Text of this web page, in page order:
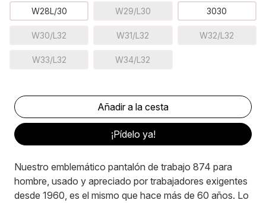
W28L/30 W29/L30 3030
W30/L32 W31/L32 W32/L32
W33/L32 W34/L32
¡Pídelo ya!
Nuestro emblemático pantalón de trabajo 874 para
hombre, usado y apreciado por trabajadores exigentes
desde 1960, es el mismo que hace más de 60 años. Lo